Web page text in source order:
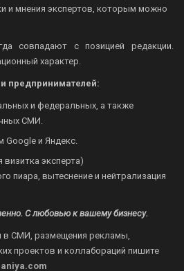
и мнения экспертов, которым можно
совпадают с позицией редакции.
характер.
предпринимателей:
и федеральных, а также
СМИ.
Google и Яндекс.
эксперта)
пиара, вытеснение и нейтрализация
С любовью к вашему бизнесу.
СМИ, размещения рекламы,
проектов и коллабораций пишите